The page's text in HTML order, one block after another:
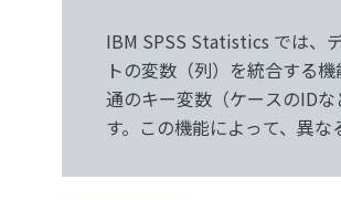
IBM SPSS Statistics では、
トの変数（列）を統合する
通のキー変数（ケースのID
す。この機能によって、異
ータセットにまとめることが
基本機能であるBaseのみ
ん。以下は、SPSS